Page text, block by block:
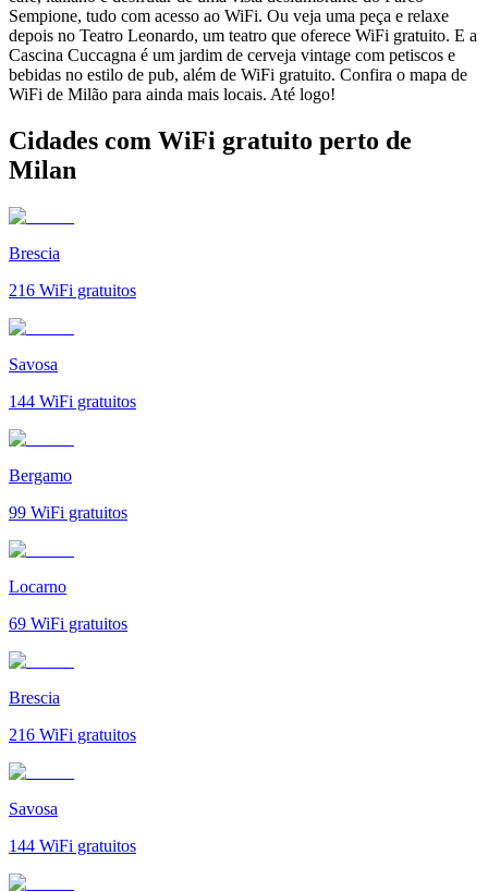
Sempione, tudo com acesso ao WiFi. Ou veja uma peça e relaxe
depois no Teatro Leonardo, um teatro que oferece WiFi gratuito. E a
Cascina Cuccagna é um jardim de cerveja vintage com petiscos e
bebidas no estilo de pub, além de WiFi gratuito. Confira o mapa de
WiFi de Milão para ainda mais locais. Até logo!
Cidades com WiFi gratuito perto de
Milan
Brescia
216 WiFi gratuitos
Savosa
144 WiFi gratuitos
Bergamo
99 WiFi gratuitos
Locarno
69 WiFi gratuitos
Brescia
216 WiFi gratuitos
Savosa
144 WiFi gratuitos